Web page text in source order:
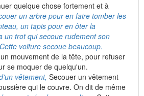
quelque chose fortement et à
un arbre pour en faire tomber les
un tapis pour en ôter la
un trot qui secoue rudement son
Cette voiture secoue beaucoup.
mouvement de la tête, pour refuser
se moquer de quelqu'un.
vêtement, Secouer un vêtement
qui le couvre. On dit de même